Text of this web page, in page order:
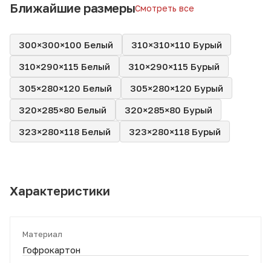
Ближайшие размерыСмотреть все
300×300×100 Белый
310×310×110 Бурый
310×290×115 Белый
310×290×115 Бурый
305×280×120 Белый
305×280×120 Бурый
320×285×80 Белый
320×285×80 Бурый
323×280×118 Белый
323×280×118 Бурый
Характеристики
Материал
Гофрокартон